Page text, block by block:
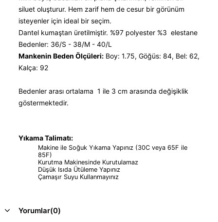
siluet oluşturur. Hem zarif hem de cesur bir görünüm
isteyenler için ideal bir seçim.
Dantel kumaştan üretilmiştir. %97 polyester %3 elestane
Bedenler: 36/S - 38/M - 40/L
Mankenin Beden Ölçüleri: Boy: 1.75, Göğüs: 84, Bel: 62,
Kalça: 92
Bedenler arası ortalama 1 ile 3 cm arasında değişiklik
göstermektedir.
Yıkama Talimatı:
Makine ile Soğuk Yıkama Yapınız (30C veya 65F ile
85F)
Kurutma Makinesinde Kurutulamaz
Düşük Isıda Ütüleme Yapınız
Çamaşır Suyu Kullanmayınız
Yorumlar(0)